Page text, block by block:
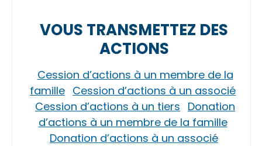
VOUS TRANSMETTEZ DES
ACTIONS
Cession d’actions à un membre de la
famille Cession d’actions à un associé
Cession d’actions à un tiers Donation
d’actions à un membre de la famille
Donation d’actions à un associé